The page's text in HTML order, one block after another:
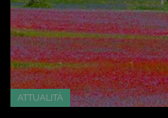
ATTUALITÀ